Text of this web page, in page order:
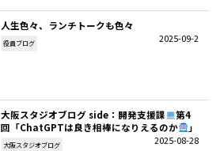
SITEMAP
人生色々、ランチトークも色々
2025-09-2
役員ブログ
大阪スタジオブログ side：開発支援課
第4
回「ChatGPTは良き相棒になりえるのか
」
2025-08-28
大阪スタジオブログ